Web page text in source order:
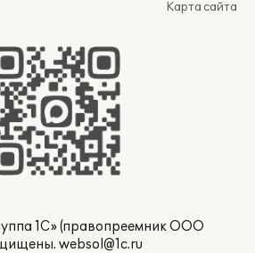
Карта сайта
1С» (правопреемник ООО
websol@1c.ru